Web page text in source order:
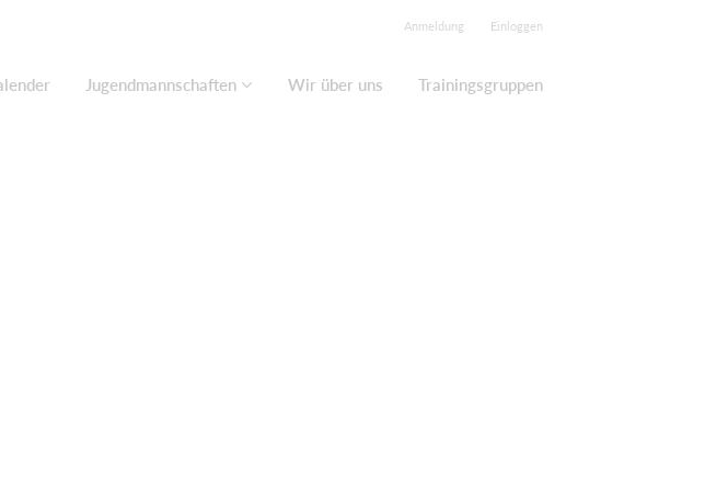
Anmeldung Einloggen
Jugendmannschaften Wir über uns Trainingsgruppen